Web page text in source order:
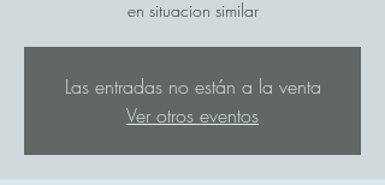
en situacion similar
Las entradas no están a la venta
Ver otros eventos